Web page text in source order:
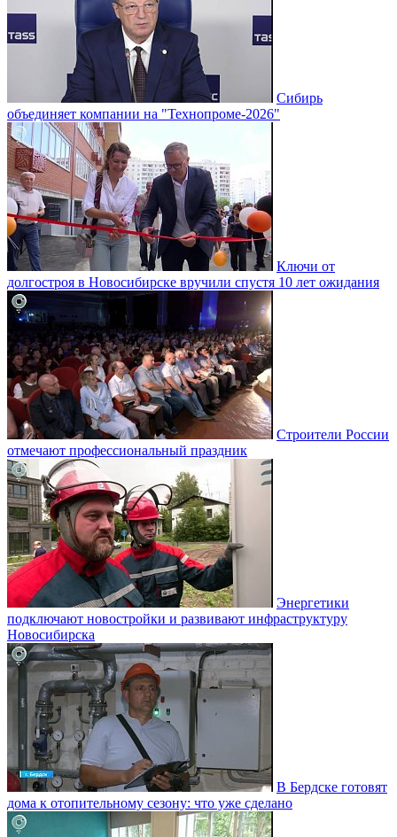
Сибирь
объединяет компании на "Технопроме-2026"
Ключи от
долгостроя в Новосибирске вручили спустя 10 лет ожидания
Строители России
отмечают профессиональный праздник
Энергетики
подключают новостройки и развивают инфраструктуру
Новосибирска
В Бердске готовят
дома к отопительному сезону: что уже сделано